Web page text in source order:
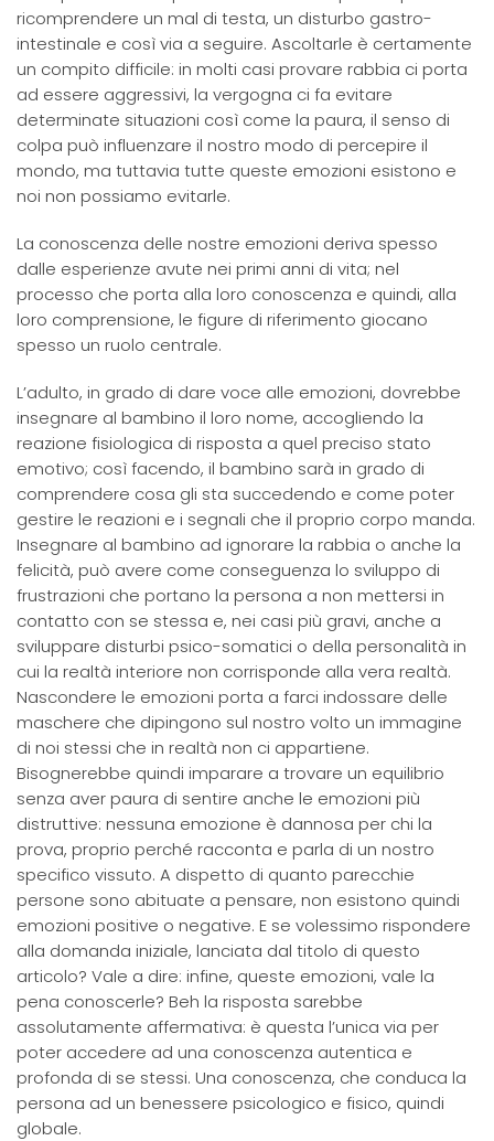
ricomprendere un mal di testa, un disturbo gastro-
intestinale e così via a seguire. Ascoltarle è certamente
un compito difficile: in molti casi provare rabbia ci porta
ad essere aggressivi, la vergogna ci fa evitare
determinate situazioni così come la paura, il senso di
colpa può influenzare il nostro modo di percepire il
mondo, ma tuttavia tutte queste emozioni esistono e
noi non possiamo evitarle.
La conoscenza delle nostre emozioni deriva spesso
dalle esperienze avute nei primi anni di vita; nel
processo che porta alla loro conoscenza e quindi, alla
loro comprensione, le figure di riferimento giocano
spesso un ruolo centrale.
L’adulto, in grado di dare voce alle emozioni, dovrebbe
insegnare al bambino il loro nome, accogliendo la
reazione fisiologica di risposta a quel preciso stato
emotivo; così facendo, il bambino sarà in grado di
comprendere cosa gli sta succedendo e come poter
gestire le reazioni e i segnali che il proprio corpo manda.
Insegnare al bambino ad ignorare la rabbia o anche la
felicità, può avere come conseguenza lo sviluppo di
frustrazioni che portano la persona a non mettersi in
contatto con se stessa e, nei casi più gravi, anche a
sviluppare disturbi psico-somatici o della personalità in
cui la realtà interiore non corrisponde alla vera realtà.
Nascondere le emozioni porta a farci indossare delle
maschere che dipingono sul nostro volto un immagine
di noi stessi che in realtà non ci appartiene.
Bisognerebbe quindi imparare a trovare un equilibrio
senza aver paura di sentire anche le emozioni più
distruttive: nessuna emozione è dannosa per chi la
prova, proprio perché racconta e parla di un nostro
specifico vissuto. A dispetto di quanto parecchie
persone sono abituate a pensare, non esistono quindi
emozioni positive o negative. E se volessimo rispondere
alla domanda iniziale, lanciata dal titolo di questo
articolo? Vale a dire: infine, queste emozioni, vale la
pena conoscerle? Beh la risposta sarebbe
assolutamente affermativa: è questa l’unica via per
poter accedere ad una conoscenza autentica e
profonda di se stessi. Una conoscenza, che conduca la
persona ad un benessere psicologico e fisico, quindi
globale.